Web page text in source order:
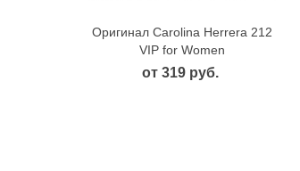
Быстрый просмотр
Оригинал Carolina Herrera 212
VIP for Women
от 319 руб.